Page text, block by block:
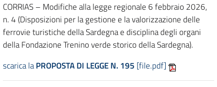
CORRIAS – Modifiche alla legge regionale 6 febbraio 2026,
n. 4 (Disposizioni per la gestione e la valorizzazione delle
ferrovie turistiche della Sardegna e disciplina degli organi
della Fondazione Trenino verde storico della Sardegna).
scarica laPROPOSTA DI LEGGE N. 195 [file.pdf]